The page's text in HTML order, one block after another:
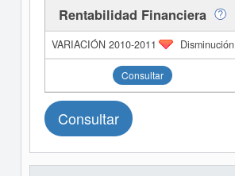
Rentabilidad Financiera
Disminución
Consultar
Consultar